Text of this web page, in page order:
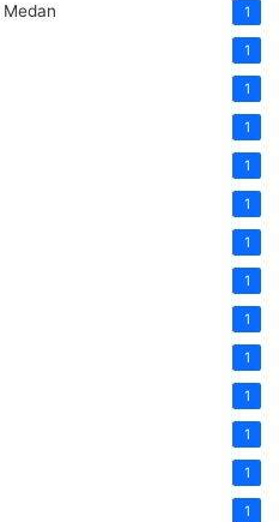
1
1
1
1
1
1
1
1
1
1
1
1
1
1